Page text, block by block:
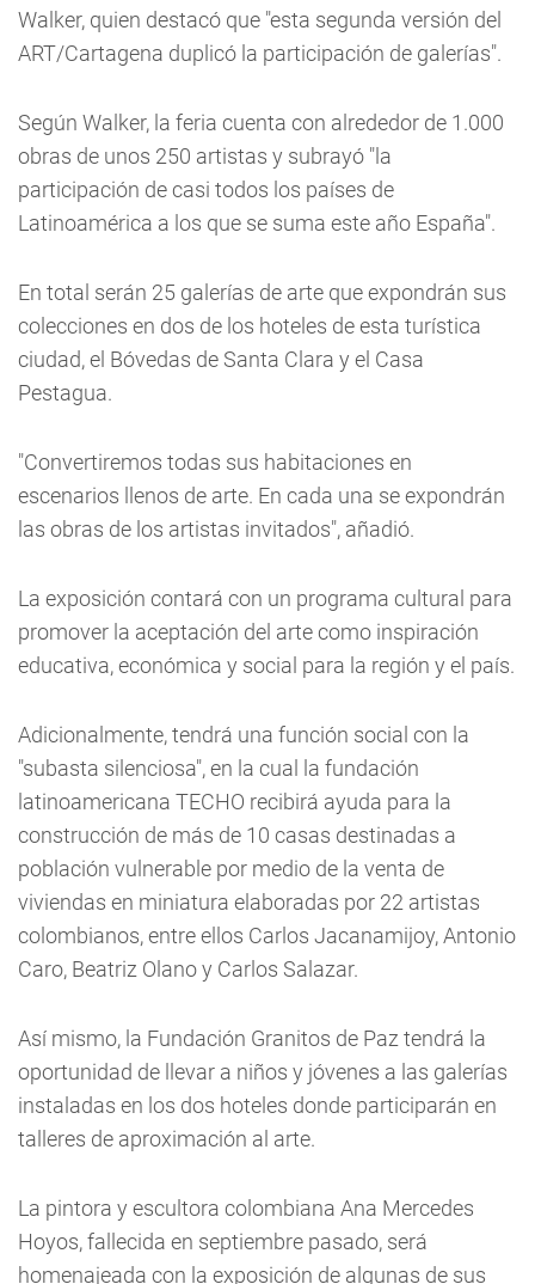
Walker, quien destacó que "esta segunda versión del
ART/Cartagena duplicó la participación de galerías".
Según Walker, la feria cuenta con alrededor de 1.000
obras de unos 250 artistas y subrayó "la
participación de casi todos los países de
Latinoamérica a los que se suma este año España".
En total serán 25 galerías de arte que expondrán sus
colecciones en dos de los hoteles de esta turística
ciudad, el Bóvedas de Santa Clara y el Casa
Pestagua.
"Convertiremos todas sus habitaciones en
escenarios llenos de arte. En cada una se expondrán
las obras de los artistas invitados", añadió.
La exposición contará con un programa cultural para
promover la aceptación del arte como inspiración
educativa, económica y social para la región y el país.
Adicionalmente, tendrá una función social con la
"subasta silenciosa", en la cual la fundación
latinoamericana TECHO recibirá ayuda para la
construcción de más de 10 casas destinadas a
población vulnerable por medio de la venta de
viviendas en miniatura elaboradas por 22 artistas
colombianos, entre ellos Carlos Jacanamijoy, Antonio
Caro, Beatriz Olano y Carlos Salazar.
Así mismo, la Fundación Granitos de Paz tendrá la
oportunidad de llevar a niños y jóvenes a las galerías
instaladas en los dos hoteles donde participarán en
talleres de aproximación al arte.
La pintora y escultora colombiana Ana Mercedes
Hoyos, fallecida en septiembre pasado, será
homenajeada con la exposición de algunas de sus